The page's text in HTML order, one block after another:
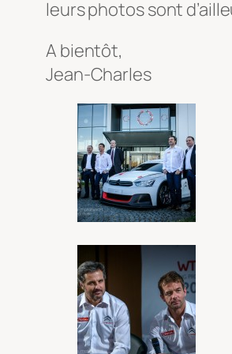
leurs photos sont
A bientôt,
Jean-Charles